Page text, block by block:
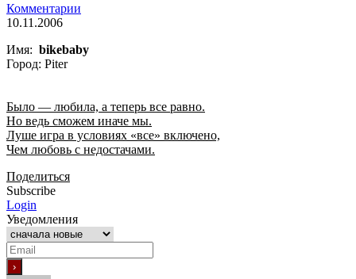
Комментарии
10.11.2006
Имя: bikebaby
Город: Piter
Было — любила, а теперь все равно.
Но ведь сможем иначе мы.
Луше игра в условиях «все» включено,
Чем любовь с недостачами.
Поделиться
Subscribe
Login
Уведомления